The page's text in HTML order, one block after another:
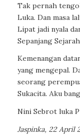
Tak pernah
Luka. Dan masa
Lipat jadi nyala
Sepanjang Sejarah
Kemenangan
yang mengepal.
seorang
Sukacita. Aku
Nini Sebrot luka
Jaspinka, 22 April